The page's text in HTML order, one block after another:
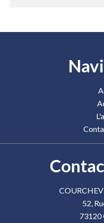
52,
73120